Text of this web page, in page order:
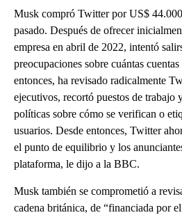
Musk compró Twitter por US$
pasado. Después de ofrecer
empresa en abril de 2022, intentó
preocupaciones sobre cuántas
entonces, ha revisado radicalmente
ejecutivos, recortó puestos de trabajo
políticas sobre cómo se verifican o
usuarios. Desde entonces, Twitter
el punto de equilibrio y los
plataforma, le dijo a la BBC.
Musk también se comprometió a
cadena británica, de “financiada por